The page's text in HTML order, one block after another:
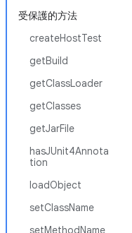
受保護的方法
createHostTest
getBuild
getClassLoader
getClasses
getJarFile
hasJUnit4Annota
tion
loadObject
setClassName
setMethodName